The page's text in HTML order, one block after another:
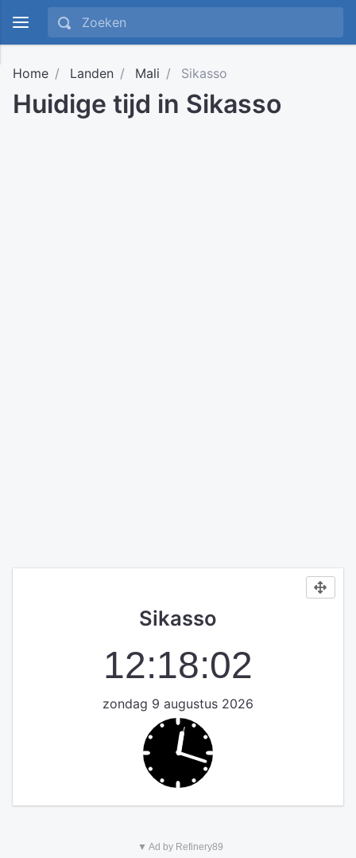
Home Landen Mali Sikasso
Huidige tijd in Sikasso
Sikasso
12:18:02
zondag 9 augustus 2026
▼ Ad by Refinery89